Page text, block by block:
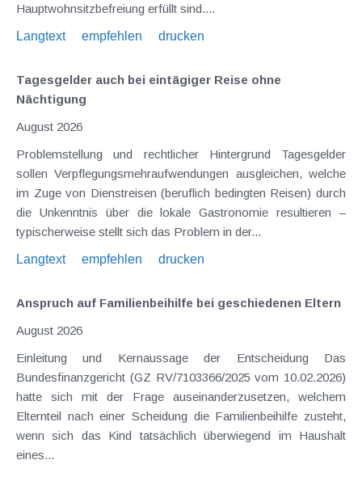
Hauptwohnsitzbefreiung erfüllt sind....
Langtext
empfehlen drucken
Tagesgelder auch bei eintägiger Reise ohne
Nächtigung
August 2026
Problemstellung und rechtlicher Hintergrund Tagesgelder
sollen Verpflegungsmehraufwendungen ausgleichen, welche
im Zuge von Dienstreisen (beruflich bedingten Reisen) durch
die Unkenntnis über die lokale Gastronomie resultieren –
typischerweise stellt sich das Problem in der...
Langtext
empfehlen drucken
Anspruch auf Familienbeihilfe bei geschiedenen Eltern
August 2026
Einleitung und Kernaussage der Entscheidung Das
Bundesfinanzgericht (GZ RV/7103366/2025 vom 10.02.2026)
hatte sich mit der Frage auseinanderzusetzen, welchem
Elternteil nach einer Scheidung die Familienbeihilfe zusteht,
wenn sich das Kind tatsächlich überwiegend im Haushalt
eines...